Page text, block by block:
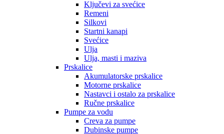
Ključevi za svećice
Remeni
Silkovi
Startni kanapi
Svećice
Ulja
Ulja, masti i maziva
Prskalice
Akumulatorske prskalice
Motorne prskalice
Nastavci i ostalo za prskalice
Ručne prskalice
Pumpe za vodu
Creva za pumpe
Dubinske pumpe